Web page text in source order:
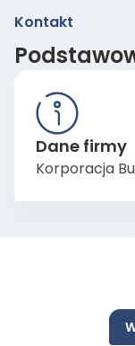
Kontakt
Dane firmy
Korporacja